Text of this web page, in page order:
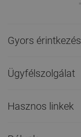
Gyors érintkezés
Ügyfélszolgálat
Hasznos linkek